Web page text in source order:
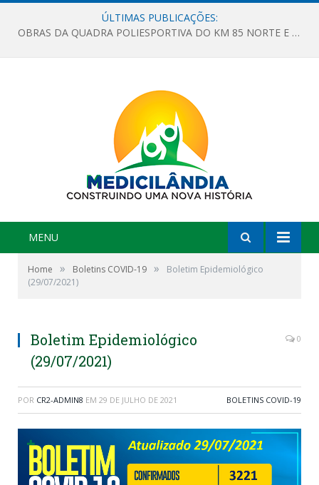
ÚLTIMAS PUBLICAÇÕES:
OBRAS DA QUADRA POLIESPORTIVA DO KM 85 NORTE E DA ESCOLA GASPAR VIANA AVANÇAM
MENU
Home » Boletins COVID-19 »
Boletim Epidemiológico
(29/07/2021)
Boletim Epidemiológico
(29/07/2021)
0
POR CR2-ADMIN8 EM 29 DE JULHO DE 2021 BOLETINS COVID-19